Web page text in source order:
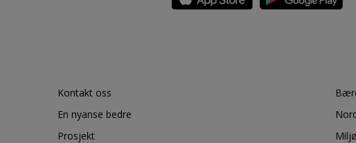
Kontakt oss
En nyanse bedre
Prosjekt